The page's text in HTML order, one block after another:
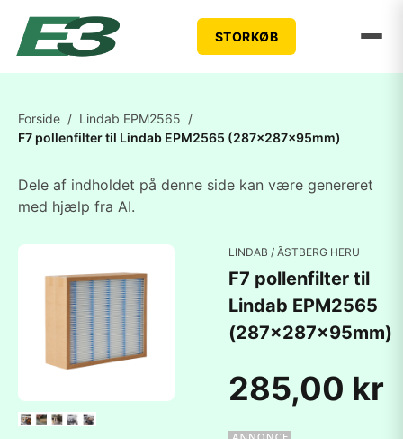
STORKØB
Forside / Lindab EPM2565 /
F7 pollenfilter til Lindab EPM2565 (287x287x95mm)
Dele af indholdet på denne side kan være genereret
med hjælp fra AI.
LINDAB / ÃSTBERG HERU
F7 pollenfilter til
Lindab EPM2565
(287x287x95mm)
285,00 kr